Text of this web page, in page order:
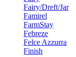
Fairy/Dreft/Jar
Famirel
FarmStay
Febreze
Felce Azzurra
Finish